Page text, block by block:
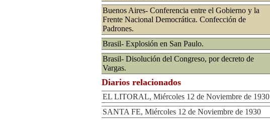
Buenos Aires- Conferencia entre el Gobierno y la
Frente Nacional Democrática. Confección de
Padrones.
Brasil- Explosión en San Paulo.
Brasil- Disolución del Congreso, por decreto de
Vargas.
Diarios relacionados
EL LITORAL, Miércoles 12 de Noviembre de 1930
SANTA FE, Miércoles 12 de Noviembre de 1930